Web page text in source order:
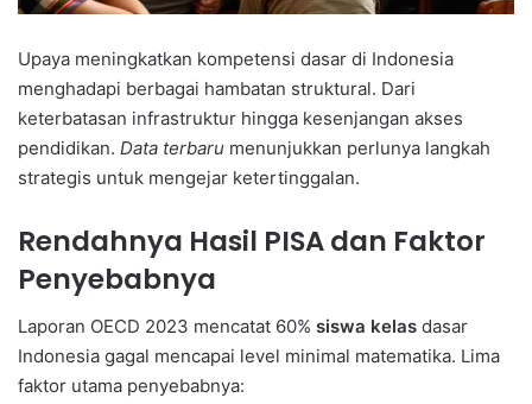
Upaya meningkatkan kompetensi dasar di Indonesia
menghadapi berbagai hambatan struktural. Dari
keterbatasan infrastruktur hingga kesenjangan akses
pendidikan. Data terbaru menunjukkan perlunya langkah
strategis untuk mengejar ketertinggalan.
Rendahnya Hasil PISA dan Faktor
Penyebabnya
Laporan OECD 2023 mencatat 60% siswa kelas dasar
Indonesia gagal mencapai level minimal matematika. Lima
faktor utama penyebabnya: